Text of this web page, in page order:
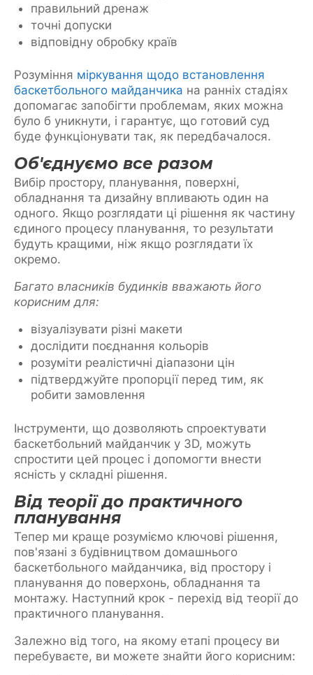
правильний дренаж
точні допуски
відповідну обробку країв
Розуміння міркування щодо встановлення
баскетбольного майданчика на ранніх стадіях
допомагає запобігти проблемам, яких можна
було б уникнути, і гарантує, що готовий суд
буде функціонувати так, як передбачалося.
Об'єднуємо все разом
Вибір простору, планування, поверхні,
обладнання та дизайну впливають один на
одного. Якщо розглядати ці рішення як частину
єдиного процесу планування, то результати
будуть кращими, ніж якщо розглядати їх
окремо.
Багато власників будинків вважають його
корисним для:
візуалізувати різні макети
дослідити поєднання кольорів
розуміти реалістичні діапазони цін
підтверджуйте пропорції перед тим, як
робити замовлення
Інструменти, що дозволяють спроектувати
баскетбольний майданчик у 3D, можуть
спростити цей процес і допомогти внести
ясність у складні рішення.
Від теорії до практичного
планування
Тепер ми краще розуміємо ключові рішення,
пов'язані з будівництвом домашнього
баскетбольного майданчика, від простору і
планування до поверхонь, обладнання та
монтажу. Наступний крок - перехід від теорії до
практичного планування.
Залежно від того, на якому етапі процесу ви
перебуваєте, ви можете знайти його корисним: